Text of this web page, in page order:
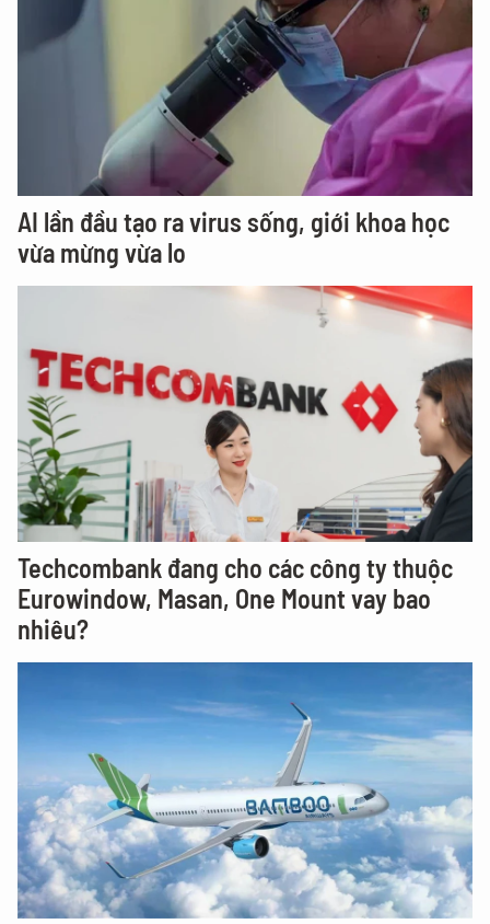
AI lần đầu tạo ra virus sống, giới khoa học
vừa mừng vừa lo
Techcombank đang cho các công ty thuộc
Eurowindow, Masan, One Mount vay bao
nhiêu?